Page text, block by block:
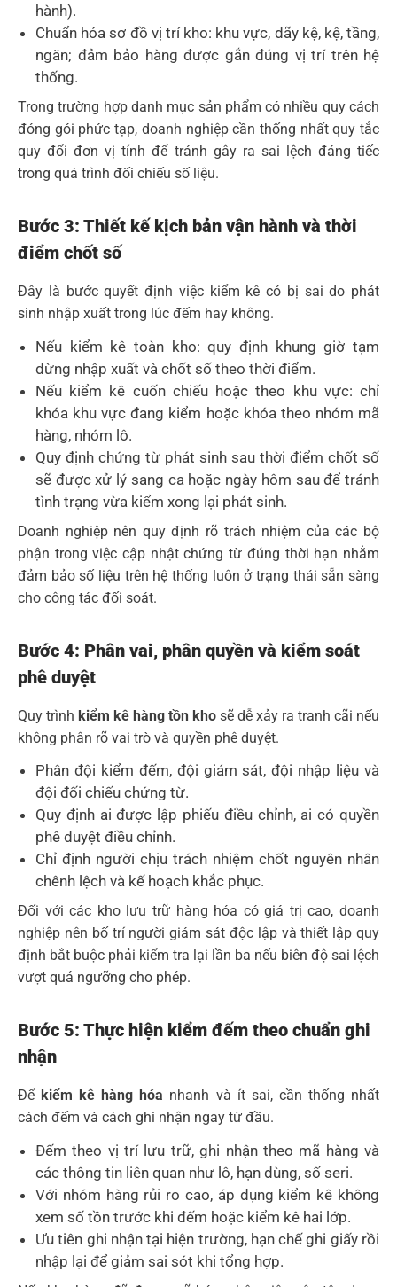
hành).
Chuẩn hóa sơ đồ vị trí kho: khu vực, dãy kệ, kệ, tầng,
ngăn; đảm bảo hàng được gắn đúng vị trí trên hệ
thống.
Trong trường hợp danh mục sản phẩm có nhiều quy cách
đóng gói phức tạp, doanh nghiệp cần thống nhất quy tắc
quy đổi đơn vị tính để tránh gây ra sai lệch đáng tiếc
trong quá trình đối chiếu số liệu.
Bước 3: Thiết kế kịch bản vận hành và thời
điểm chốt số
Đây là bước quyết định việc kiểm kê có bị sai do phát
sinh nhập xuất trong lúc đếm hay không.
Nếu kiểm kê toàn kho: quy định khung giờ tạm
dừng nhập xuất và chốt số theo thời điểm.
Nếu kiểm kê cuốn chiếu hoặc theo khu vực: chỉ
khóa khu vực đang kiểm hoặc khóa theo nhóm mã
hàng, nhóm lô.
Quy định chứng từ phát sinh sau thời điểm chốt số
sẽ được xử lý sang ca hoặc ngày hôm sau để tránh
tình trạng vừa kiểm xong lại phát sinh.
Doanh nghiệp nên quy định rõ trách nhiệm của các bộ
phận trong việc cập nhật chứng từ đúng thời hạn nhằm
đảm bảo số liệu trên hệ thống luôn ở trạng thái sẵn sàng
cho công tác đối soát.
Bước 4: Phân vai, phân quyền và kiểm soát
phê duyệt
Quy trình kiểm kê hàng tồn kho sẽ dễ xảy ra tranh cãi nếu
không phân rõ vai trò và quyền phê duyệt.
Phân đội kiểm đếm, đội giám sát, đội nhập liệu và
đội đối chiếu chứng từ.
Quy định ai được lập phiếu điều chỉnh, ai có quyền
phê duyệt điều chỉnh.
Chỉ định người chịu trách nhiệm chốt nguyên nhân
chênh lệch và kế hoạch khắc phục.
Đối với các kho lưu trữ hàng hóa có giá trị cao, doanh
nghiệp nên bố trí người giám sát độc lập và thiết lập quy
định bắt buộc phải kiểm tra lại lần ba nếu biên độ sai lệch
vượt quá ngưỡng cho phép.
Bước 5: Thực hiện kiểm đếm theo chuẩn ghi
nhận
Để kiểm kê hàng hóa nhanh và ít sai, cần thống nhất
cách đếm và cách ghi nhận ngay từ đầu.
Đếm theo vị trí lưu trữ, ghi nhận theo mã hàng và
các thông tin liên quan như lô, hạn dùng, số seri.
Với nhóm hàng rủi ro cao, áp dụng kiểm kê không
xem số tồn trước khi đếm hoặc kiểm kê hai lớp.
Ưu tiên ghi nhận tại hiện trường, hạn chế ghi giấy rồi
nhập lại để giảm sai sót khi tổng hợp.